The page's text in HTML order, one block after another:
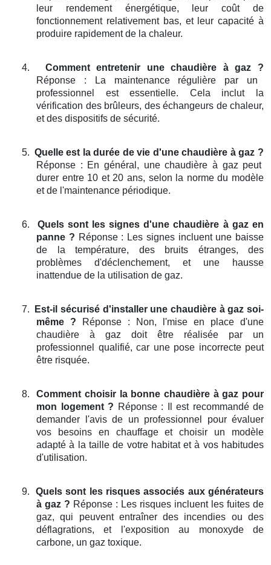
leur rendement énergétique, leur coût de
fonctionnement relativement bas, et leur capacité à
produire rapidement de la chaleur.
4.
Comment entretenir une chaudière à gaz ?
Réponse : La maintenance régulière par un
professionnel est essentielle. Cela inclut la
vérification des brûleurs, des échangeurs de chaleur,
et des dispositifs de sécurité.
5. Quelle est la durée de vie d'une chaudière à gaz ?
Réponse : En général, une chaudière à gaz peut
durer entre 10 et 20 ans, selon la norme du modèle
et de l'maintenance périodique.
6.
Quels sont les signes d'une chaudière à gaz en
panne ? Réponse : Les signes incluent une baisse
de la température, des bruits étranges, des
problèmes d'déclenchement, et une hausse
inattendue de la utilisation de gaz.
7.
Est-il sécurisé d'installer une chaudière à gaz soi-
même ? Réponse : Non, l'mise en place d'une
chaudière à gaz doit être réalisée par un
professionnel qualifié, car une pose incorrecte peut
être risquée.
8.
Comment choisir la bonne chaudière à gaz pour
mon logement ? Réponse : Il est recommandé de
demander l'avis de un professionnel pour évaluer
vos besoins en chauffage et choisir un modèle
adapté à la taille de votre habitat et à vos habitudes
d'utilisation.
9.
Quels sont les risques associés aux générateurs
à gaz ? Réponse : Les risques incluent les fuites de
gaz, qui peuvent entraîner des incendies ou des
déflagrations, et l'exposition au monoxyde de
carbone, un gaz toxique.